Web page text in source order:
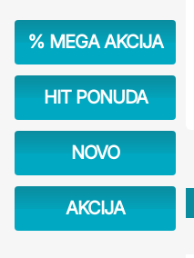
% MEGA AKCIJA
HIT PONUDA
NOVO
AKCIJA